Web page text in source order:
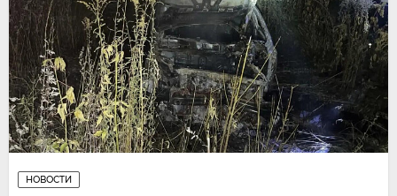
НОВОСТИ